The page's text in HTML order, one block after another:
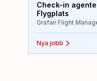
Check-in
Flygplats
Grafair Flight
Nya jobb